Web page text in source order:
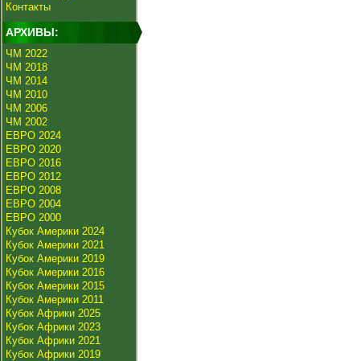
Контакты
АРХИВЫ:
ЧМ 2022
ЧМ 2018
ЧМ 2014
ЧМ 2010
ЧМ 2006
ЧМ 2002
ЕВРО 2024
ЕВРО 2020
ЕВРО 2016
ЕВРО 2012
ЕВРО 2008
ЕВРО 2004
ЕВРО 2000
Кубок Америки 2024
Кубок Америки 2021
Кубок Америки 2019
Кубок Америки 2016
Кубок Америки 2015
Кубок Америки 2011
Кубок Африки 2025
Кубок Африки 2023
Кубок Африки 2021
Кубок Африки 2019